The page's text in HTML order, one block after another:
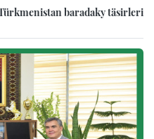
baradaky täsirleri